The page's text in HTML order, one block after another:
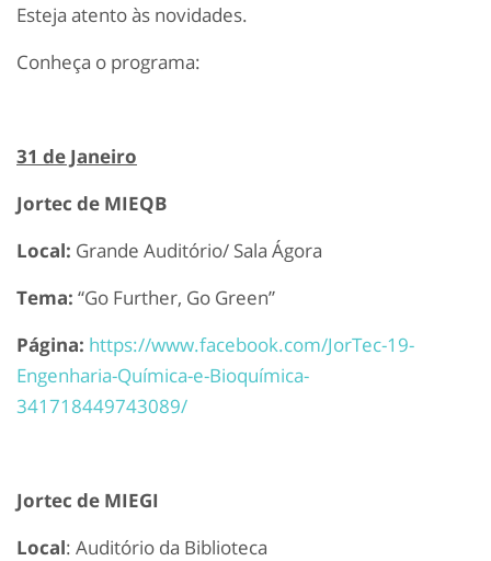
Esteja atento às novidades.
Conheça o programa:
31 de Janeiro
Jortec de MIEQB
Local: Grande Auditório/ Sala Ágora
Tema: “Go Further, Go Green”
Página: https://www.facebook.com/JorTec-19-
Engenharia-Química-e-Bioquímica-
341718449743089/
Jortec de MIEGI
Local: Auditório da Biblioteca